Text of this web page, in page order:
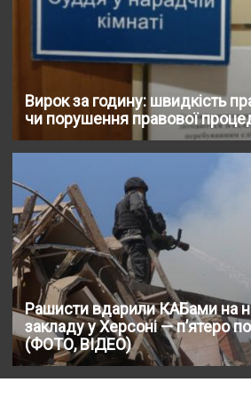
Вирок за годину: швидкість
чи порушення правової
Рашисти вдарили КАБами на
закладу у Херсоні — п’ятеро
(ФОТО, ВІДЕО)